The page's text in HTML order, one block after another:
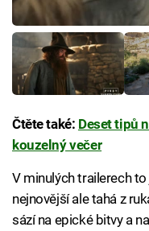
Čtěte také: Deset tipů
kouzelný večer
V minulých trailerech
nejnovější ale tahá z
sází na epické bitvy a